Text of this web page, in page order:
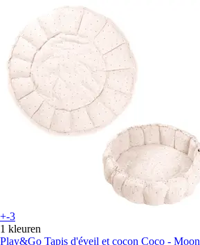
+-3
1 kleuren
Play&Go Tapis d'éveil et cocon Coco - Moon